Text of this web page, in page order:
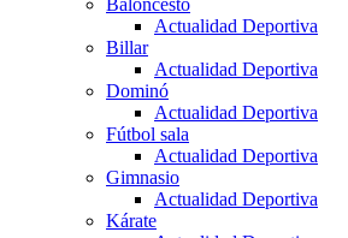
Baloncesto
Actualidad Deportiva
Billar
Actualidad Deportiva
Dominó
Actualidad Deportiva
Fútbol sala
Actualidad Deportiva
Gimnasio
Actualidad Deportiva
Kárate